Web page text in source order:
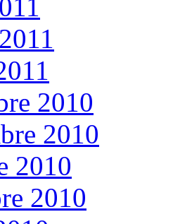
2010
2010
2010
2010